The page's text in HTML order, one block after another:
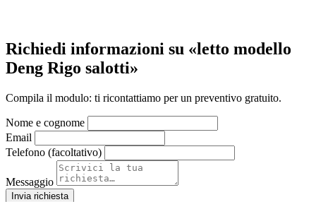
Richiedi informazioni su «letto modello
Deng Rigo salotti»
Compila il modulo: ti ricontattiamo per un preventivo gratuito.
Nome e cognome
Email
Telefono (facoltativo)
Messaggio
Invia richiesta